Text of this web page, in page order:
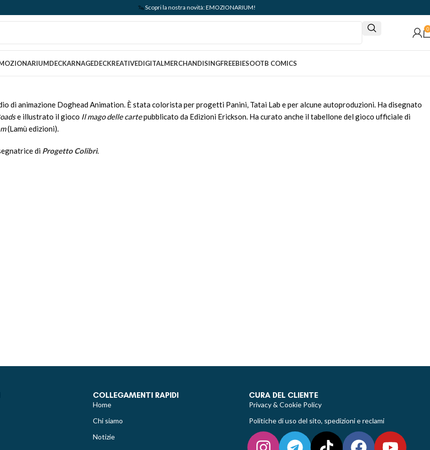
🦦 Scopri la nostra novità: EMOZIONARIUM!
0
DECKARNAGEDECKREATIVEDIGITALMERCHANDISINGFREEBIESOOTB COMICS
di animazione Doghead Animation. È stata colorista per progetti Panini, Tatai Lab e per alcune autoproduzioni. Ha disegnato
e illustrato il gioco Il mago delle cartepubblicato da Edizioni Erickson. Ha curato anche il tabellone del gioco ufficiale di
(Lamù edizioni).
di Progetto Colibrì.
COLLEGAMENTI RAPIDI
Home
Chi siamo
Notizie
CURA DEL CLIENTE
Privacy & Cookie Policy
Politiche di uso del sito, spedizioni e reclami